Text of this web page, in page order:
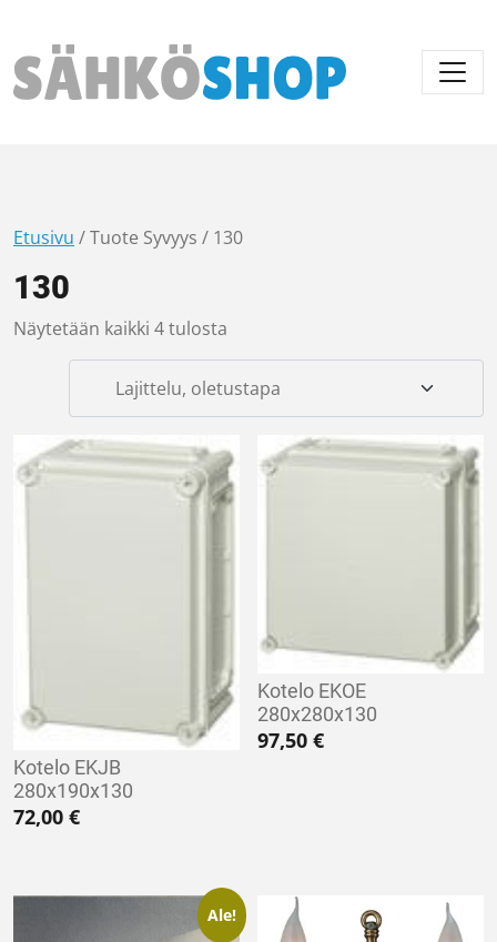
Päävalikko
Etusivu / Tuote Syvyys / 130
130
Näytetään kaikki 4 tulosta
Kotelo EKJB
280x190x130
72,00 €
Kotelo EKOE
280x280x130
97,50€
Ale!